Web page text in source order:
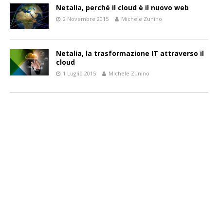
Netalia, perché il cloud è il nuovo web
2 Novembre 2015 Michele Zunino
Netalia, la trasformazione IT attraverso il
cloud
1 Luglio 2015 Michele Zunino